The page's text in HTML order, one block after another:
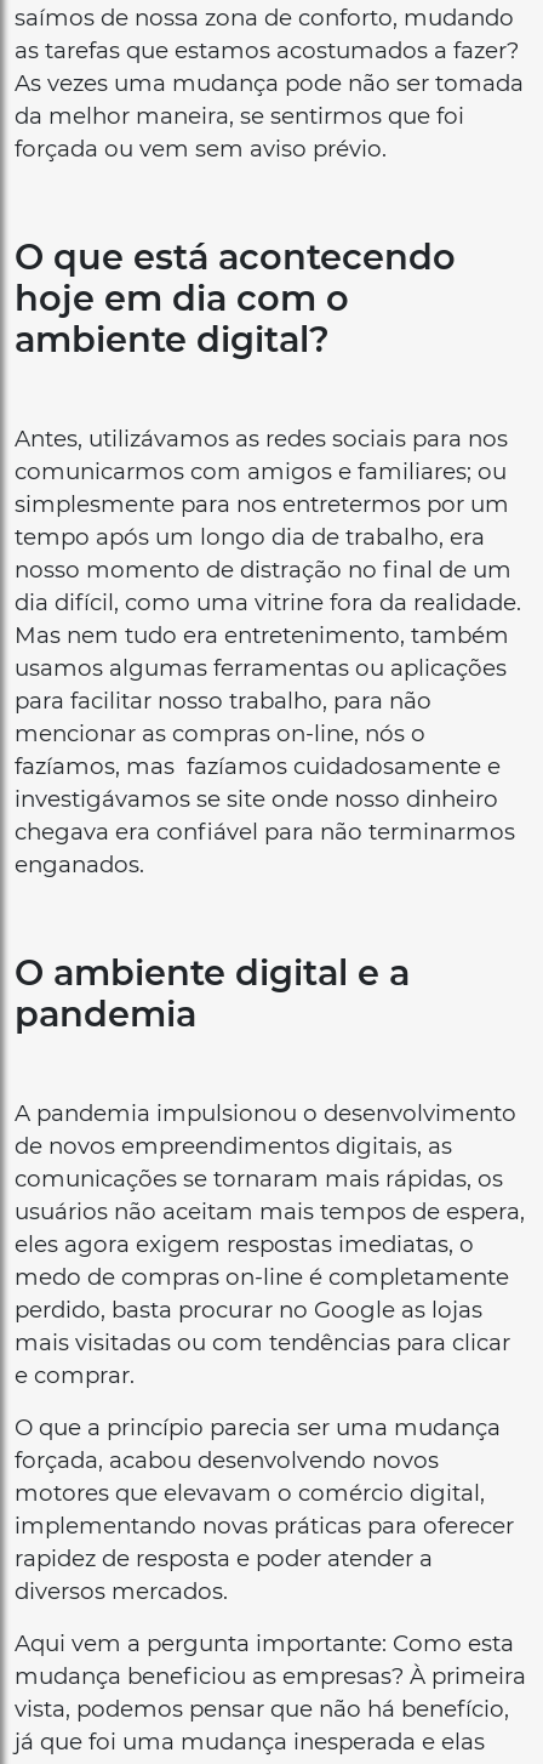
saímos de nossa zona de conforto, mudando
as tarefas que estamos acostumados a fazer?
As vezes uma mudança pode não ser tomada
da melhor maneira, se sentirmos que foi
forçada ou vem sem aviso prévio.
O que está acontecendo
hoje em dia com o
ambiente digital?
Antes, utilizávamos as redes sociais para nos
comunicarmos com amigos e familiares; ou
simplesmente para nos entretermos por um
tempo após um longo dia de trabalho, era
nosso momento de distração no final de um
dia difícil, como uma vitrine fora da realidade.
Mas nem tudo era entretenimento, também
usamos algumas ferramentas ou aplicações
para facilitar nosso trabalho, para não
mencionar as compras on-line, nós o
fazíamos, mas fazíamos cuidadosamente e
investigávamos se site onde nosso dinheiro
chegava era confiável para não terminarmos
enganados.
O ambiente digital e a
pandemia
A pandemia impulsionou o desenvolvimento
de novos empreendimentos digitais, as
comunicações se tornaram mais rápidas, os
usuários não aceitam mais tempos de espera,
eles agora exigem respostas imediatas, o
medo de compras on-line é completamente
perdido, basta procurar no Google as lojas
mais visitadas ou com tendências para clicar
e comprar.
O que a princípio parecia ser uma mudança
forçada, acabou desenvolvendo novos
motores que elevavam o comércio digital,
implementando novas práticas para oferecer
rapidez de resposta e poder atender a
diversos mercados.
Aqui vem a pergunta importante: Como esta
mudança beneficiou as empresas? À primeira
vista, podemos pensar que não há benefício,
já que foi uma mudança inesperada e elas